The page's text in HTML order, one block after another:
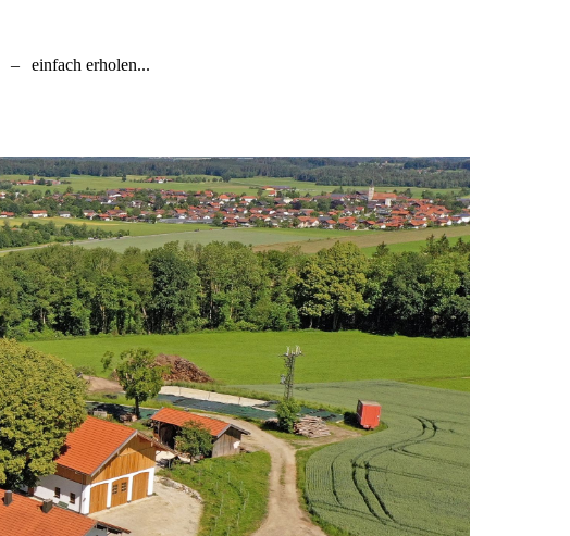
– einfach erholen...